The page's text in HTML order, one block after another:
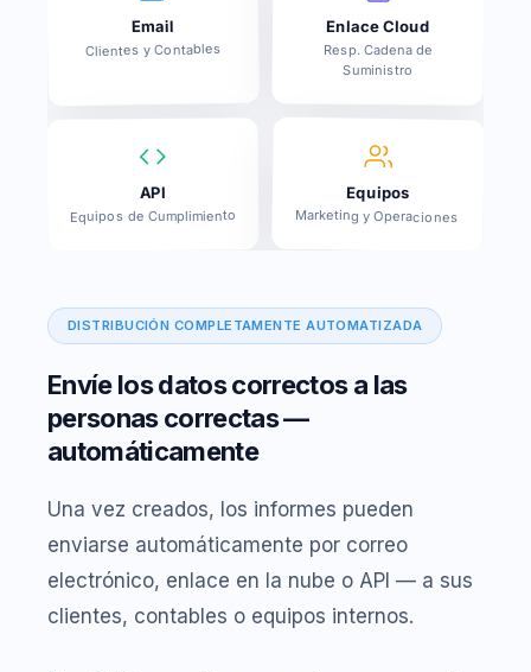
DISTRIBUCIÓN COMPLETAMENTE AUTOMATIZADA
Envíe los datos correctos a las
personas correctas —
automáticamente
Una vez creados, los informes pueden
enviarse automáticamente por correo
electrónico, enlace en la nube o API — a sus
clientes, contables o equipos internos.
Email
Clientes y Contables
Enlace Cloud
Resp. Cadena de
Suministro
API
Equipos de Cumplimiento
Equipos
Marketing y Operaciones